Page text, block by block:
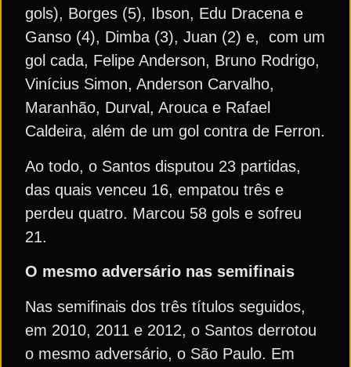
gols), Borges (5), Ibson, Edu Dracena e
Ganso (4), Dimba (3), Juan (2) e, com um
gol cada, Felipe Anderson, Bruno Rodrigo,
Vinícius Simon, Anderson Carvalho,
Maranhão, Durval, Arouca e Rafael
Caldeira, além de um gol contra de Ferron.
Ao todo, o Santos disputou 23 partidas,
das quais venceu 16, empatou três e
perdeu quatro. Marcou 58 gols e sofreu
21.
O mesmo adversário nas semifinais
Nas semifinais dos três títulos seguidos,
em 2010, 2011 e 2012, o Santos derrotou
o mesmo adversário, o São Paulo. Em